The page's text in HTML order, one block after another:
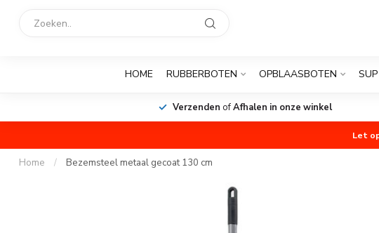
HOME RUBBERBOTEN OPBLAASBOTEN
Verzenden ofAfhalen in onze winkel
Let
Home / Bezemsteel metaal gecoat 130 cm